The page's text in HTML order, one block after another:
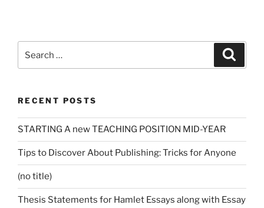
for:
RECENT POSTS
STARTING A new TEACHING POSITION MID-YEAR
Tips to Discover About Publishing: Tricks for Anyone
(no title)
Thesis Statements for Hamlet Essays along with Essay